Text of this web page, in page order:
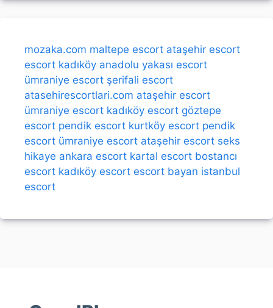
mozaka.com maltepe escort ataşehir escort
escort kadıköy anadolu yakası escort
ümraniye escort şerifali escort
atasehirescortlari.com ataşehir escort
ümraniye escort kadıköy escort göztepe
escort pendik escort kurtköy escort pendik
escort ümraniye escort ataşehir escort seks
hikaye ankara escort kartal escort bostancı
escort kadıköy escort escort bayan istanbul
escort